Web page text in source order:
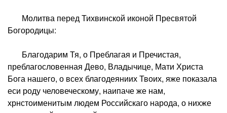
Молитва перед Тихвинской иконой Пресвятой
Богородицы:
Благодарим Тя, о Преблагая и Пречистая,
преблагословенная Дево, Владычице, Мати Христа
Бога нашего, о всех благодеяниих Твоих, яже показала
еси роду человеческому, наипаче же нам,
хрнстоименитым людем Российскаго народа, о нихже